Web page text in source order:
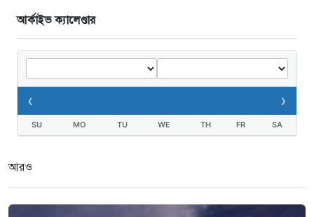
আর্কাইভ ক্যালেণ্ডার
‹ ›
SU MO TU WE TH FR SA
আরও